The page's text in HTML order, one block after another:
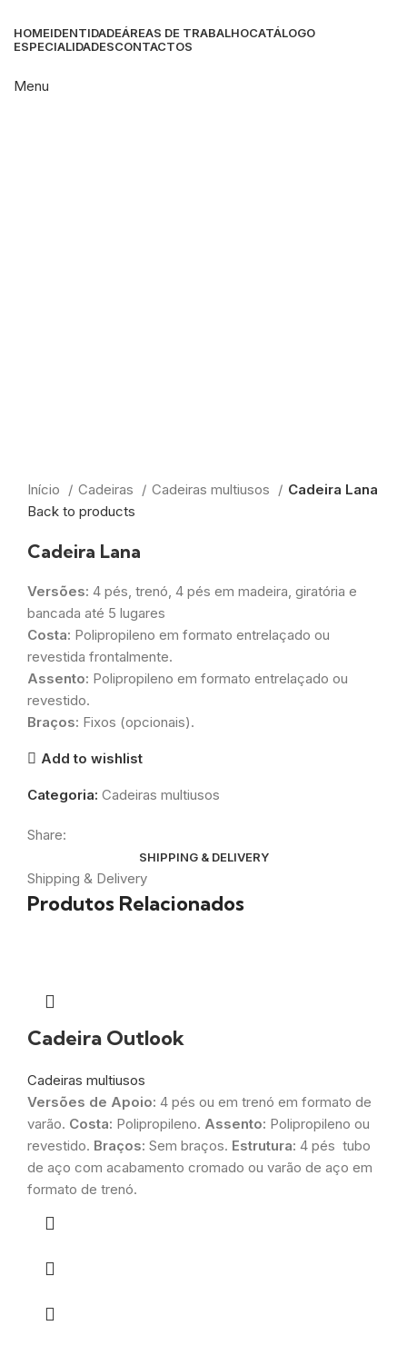
HOMEIDENTIDADEÁREAS DE TRABALHOCATÁLOGO
ESPECIALIDADESCONTACTOS
Menu
Início Cadeiras Cadeiras multiusos
Cadeira Lana
Back to products
Cadeira Lana
Versões: 4 pés, trenó, 4 pés em madeira, giratória e
bancada até 5 lugares
Costa: Polipropileno em formato entrelaçado ou
revestida frontalmente.
Assento: Polipropileno em formato entrelaçado ou
revestido.
Braços: Fixos (opcionais).
Add to wishlist
Categoria: Cadeiras multiusos
Share:
SHIPPING & DELIVERY
Shipping & Delivery
Produtos Relacionados
Cadeira Outlook
Cadeiras multiusos
Versões de Apoio: 4 pés ou em trenó em formato de
varão. Costa: Polipropileno. Assento: Polipropileno ou
revestido. Braços: Sem braços. Estrutura: 4 pés tubo
de aço com acabamento cromado ou varão de aço em
formato de trenó.